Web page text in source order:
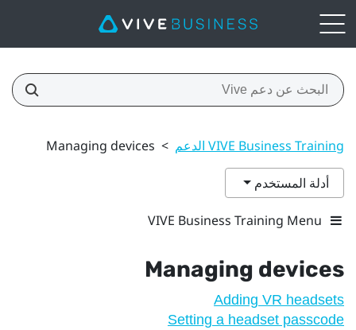
VIVE Business Training الدعم >
Managing devices
أدلة المستخدم
VIVE Business Training Menu
Managing devices
Adding VR headsets
Setting a headset passcode